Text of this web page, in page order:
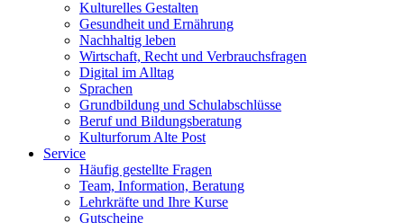
Kulturelles Gestalten
Gesundheit und Ernährung
Nachhaltig leben
Wirtschaft, Recht und Verbrauchsfragen
Digital im Alltag
Sprachen
Grundbildung und Schulabschlüsse
Beruf und Bildungsberatung
Kulturforum Alte Post
Service
Häufig gestellte Fragen
Team, Information, Beratung
Lehrkräfte und Ihre Kurse
Gutscheine